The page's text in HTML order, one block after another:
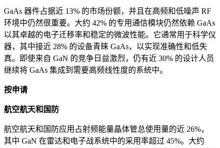
GaAs 器件占据近 13% 的市场份额，并且在高频和低噪声 RF
环境中仍然很重要。大约 42% 的专用通信模块仍然依赖 GaAs
以其卓越的电子迁移率和稳定的微波性能。它通常用于科学仪
器，其中接近 28% 的设备青睐 GaAs，以实现准确性和低失
真。即使来自 GaN 的竞争日益激烈，仍有近 30% 的设计人员
继续将 GaAs 集成到需要高频线性度的系统中。
按申请
航空航天和国防
航空航天和国防应用占射频能量晶体管总使用量的近 26%，
其中 GaN 在雷达和电子战系统中的采用率超过 45%。大约